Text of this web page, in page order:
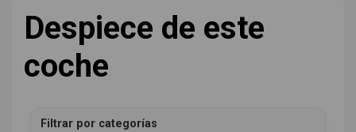
Despiece de este
coche
Filtrar por categorías